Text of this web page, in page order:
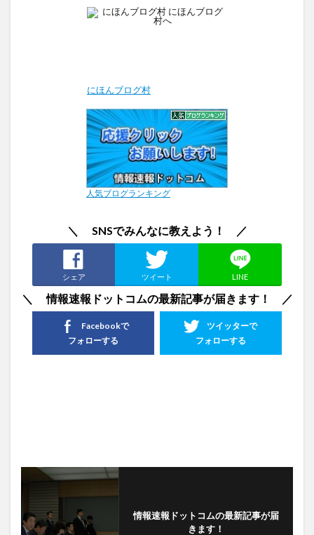
にほんブログ村
人気ブログランキング
＼ SNSでみんなに教えよう！ ／
シェア ツイート LINE
＼ 情報速報ドットコムの最新記事が届きます！ ／
ツイッターで
フォローする
Facebookで
フォローする
情報速報ドットコムの最新記事が届
きます！